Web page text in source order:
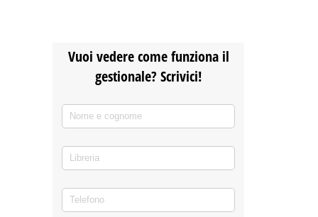
Vuoi vedere come funziona il
gestionale? Scrivici!
Nome e cognome
Libreria
Telefono